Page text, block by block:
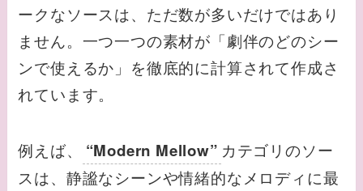
ークなソースは、ただ数が多いだけではあり
ません。一つ一つの素材が「劇伴のどのシー
ンで使えるか」を徹底的に計算されて作成さ
れています。
例えば、 “Modern Mellow” カテゴリのソー
スは、静謐なシーンや情緒的なメロディに最